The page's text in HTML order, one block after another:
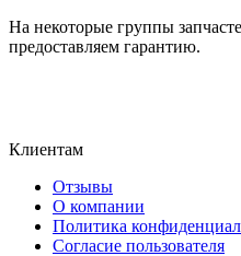
На некоторые группы
предоставляем гарантию.
Клиентам
Отзывы
О компании
Политика
Согласие пользователя